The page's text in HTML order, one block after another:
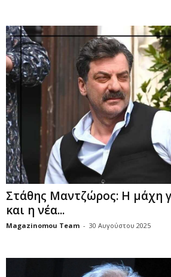
Στάθης Μαντζώρος: Η μάχη
και η νέα...
Magazinomou Team - 30 Αυγούστου 2025